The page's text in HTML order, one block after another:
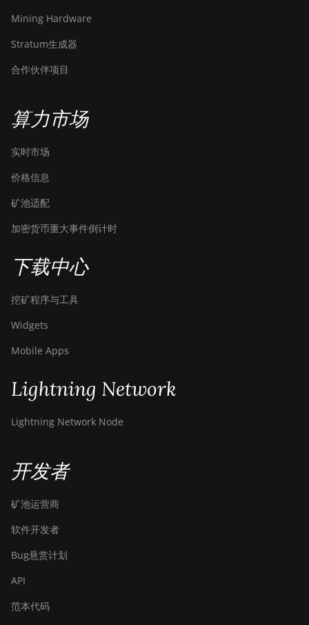
Mining Hardware
Stratum生成器
合作伙伴项目
算力市场
实时市场
价格信息
矿池适配
加密货币重大事件倒计时
下载中心
挖矿程序与工具
Widgets
Mobile Apps
Lightning Network
Lightning Network Node
开发者
矿池运营商
软件开发者
Bug悬赏计划
API
范本代码